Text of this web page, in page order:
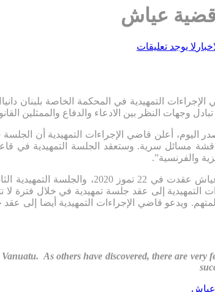
قضية عياش
لا يوجد تعليقات
وجهات النظر بين الادعاء والدفاع والممثلين
اليوم، أعلن قاضي الإجراءات التمهيدية أن
مسائل سرية. وستعقد الجلسة التمهيدية في
التمهيدية إلى عقد جلسة تمهيدية في خلال فترة لا
ويدعو قاضي الإجراءات التمهيدية أيضا إلى
As others have discovered, there are very